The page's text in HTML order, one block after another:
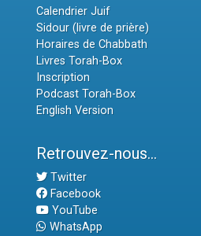
Calendrier Juif
Sidour (livre de prière)
Horaires de Chabbath
Livres Torah-Box
Inscription
Podcast Torah-Box
English Version
Retrouvez-nous...
Twitter
Facebook
YouTube
WhatsApp